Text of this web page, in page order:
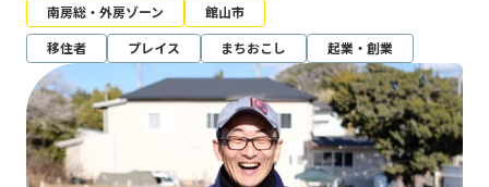
南房総・外房ゾーン
館山市
移住者
プレイス まちおこし 起業・創業